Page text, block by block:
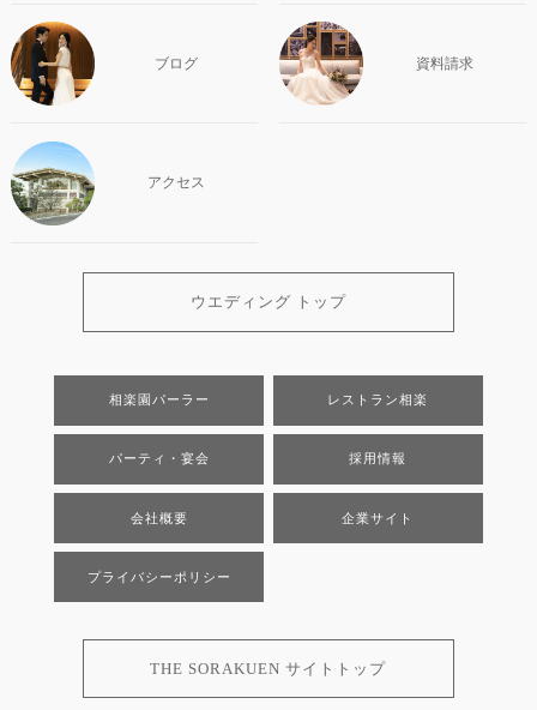
ブログ 資料請求
アクセス
ウエディング トップ
相楽園パーラー レストラン相楽
パーティ・宴会 採用情報
会社概要 企業サイト
プライバシーポリシー
THE SORAKUEN サイトトップ